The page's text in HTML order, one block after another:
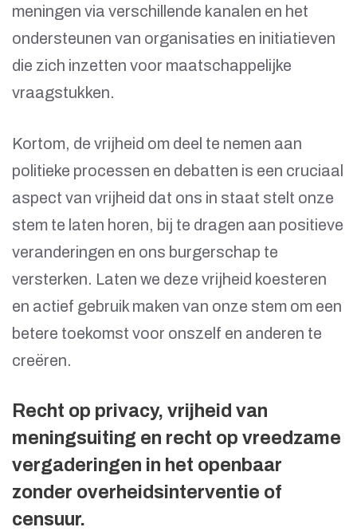
meningen via verschillende kanalen en het
ondersteunen van organisaties en initiatieven
die zich inzetten voor maatschappelijke
vraagstukken.
Kortom, de vrijheid om deel te nemen aan
politieke processen en debatten is een cruciaal
aspect van vrijheid dat ons in staat stelt onze
stem te laten horen, bij te dragen aan positieve
veranderingen en ons burgerschap te
versterken. Laten we deze vrijheid koesteren
en actief gebruik maken van onze stem om een
betere toekomst voor onszelf en anderen te
creëren.
Recht op privacy, vrijheid van
meningsuiting en recht op vreedzame
vergaderingen in het openbaar
zonder overheidsinterventie of
censuur.